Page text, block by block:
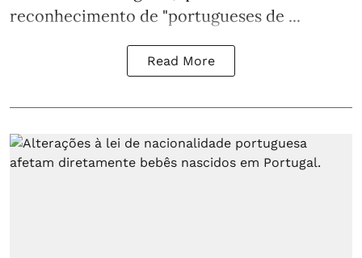
reconhecimento de "portugueses de ...
Read More